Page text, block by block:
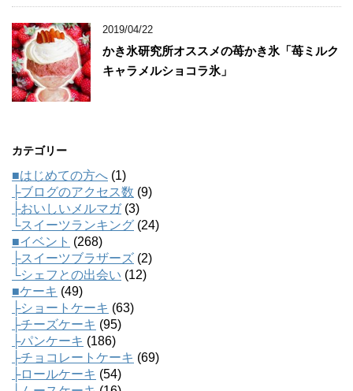
2019/04/22
かき氷研究所オススメの苺かき氷「苺ミルク
キャラメルショコラ氷」
カテゴリー
■はじめての方へ (1)
├ブログのアクセス数 (9)
├おいしいメルマガ(3)
└スイーツランキング (24)
■イベント (268)
├スイーツブラザーズ (2)
└シェフとの出会い (12)
■ケーキ (49)
├ショートケーキ (63)
├チーズケーキ (95)
├パンケーキ (186)
├チョコレートケーキ (69)
├ロールケーキ (54)